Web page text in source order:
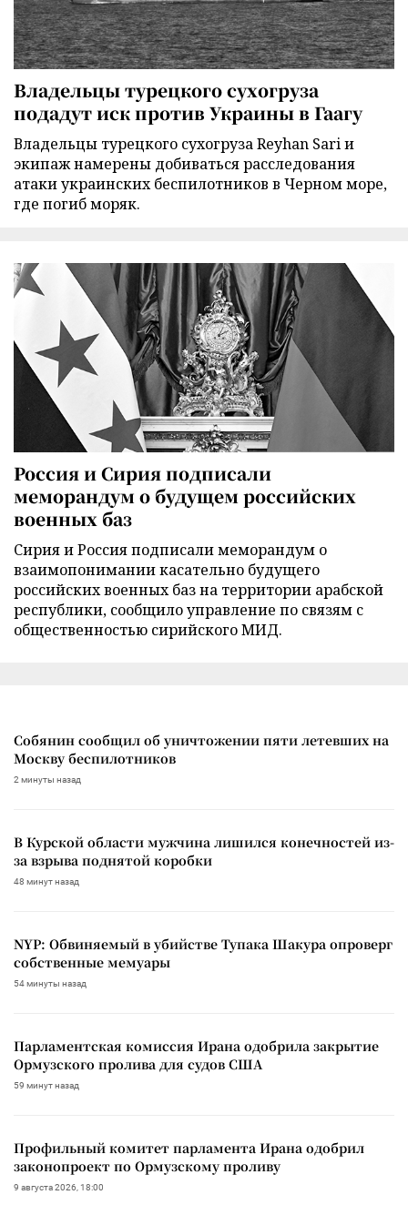
Владельцы турецкого сухогруза
подадут иск против Украины в Гаагу
Владельцы турецкого сухогруза Reyhan Sari и
экипаж намерены добиваться расследования
атаки украинских беспилотников в Черном море,
где погиб моряк.
Россия и Сирия подписали
меморандум о будущем российских
военных баз
Сирия и Россия подписали меморандум о
взаимопонимании касательно будущего
российских военных баз на территории арабской
республики, сообщило управление по связям с
общественностью сирийского МИД.
Собянин сообщил об уничтожении пяти летевших на
Москву беспилотников
2 минуты назад
В Курской области мужчина лишился конечностей из-
за взрыва поднятой коробки
48 минут назад
NYP: Обвиняемый в убийстве Тупака Шакура опроверг
собственные мемуары
54 минуты назад
Парламентская комиссия Ирана одобрила закрытие
Ормузского пролива для судов США
59 минут назад
Профильный комитет парламента Ирана одобрил
законопроект по Ормузскому проливу
9 августа 2026, 18:00